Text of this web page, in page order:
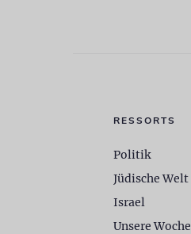
RESSORTS
Politik
Jüdische Welt
Israel
Unsere Woche